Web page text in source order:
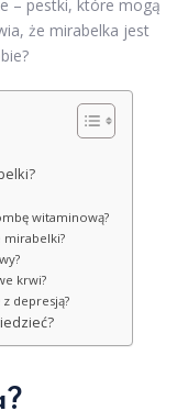
– pestki, które mogą
że mirabelka jest
witaminową?
mirabelki?
krwi?
depresją?